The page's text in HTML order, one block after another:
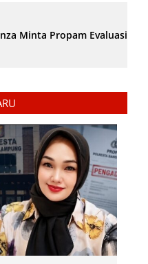
Minta Propam Evaluasi